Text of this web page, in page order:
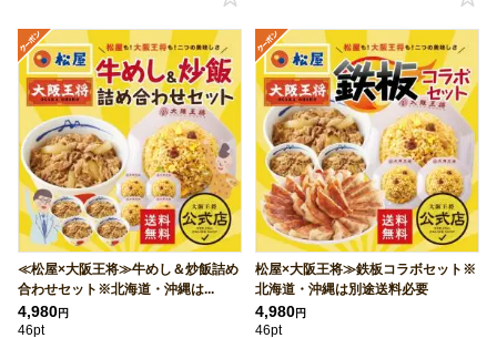
≪松屋×大阪王将≫牛めし＆炒飯詰め
合わせセット※北海道・沖縄は...
4,980円
46pt
松屋×大阪王将≫鉄板コラボセット※
北海道・沖縄は別途送料必要
4,980円
46pt